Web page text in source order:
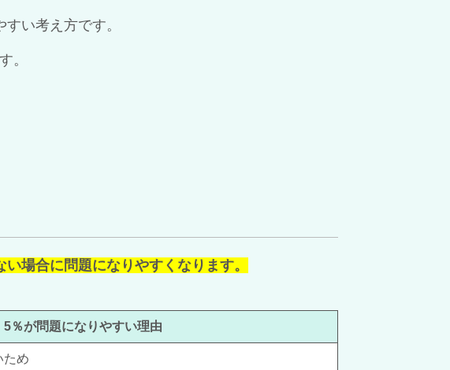
い考え方です。
。
場合に問題になりやすくなります。
5％が問題になりやすい理由
ため